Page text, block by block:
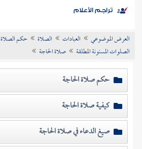
موضوعي
تراجم الأعلام
العرض الموضوعي العبادات الصلاة حكم الصلاة
الصلوات المسنونة المطلقة
صلاة الحاجة
حكم صلاة الحاجة
كيفية صلاة الحاجة
صيغ الدعاء في صلاة الحاجة